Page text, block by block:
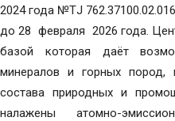
2024 года №ТJ
до 28 февраля 2026 года.
базой которая даёт
минералов и горных пород,
состава природных и
налажены атомно-